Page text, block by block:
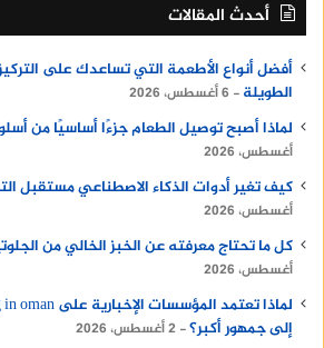
أحدث المقالات
أفضل أنواع الأطعمة التي تساعدك على
الطويلة
6 أغسطس، 2026
لماذا أصبح توصيل الطعام جزءًا أساسيًا من
أغسطس، 2026
كيف تغير أدوات الذكاء الاصطناعي مستقبل
أغسطس، 2026
كل ما تحتاج معرفته عن الخبز الخالي من
أغسطس، 2026
إلى جمهور أكبر؟ 2 أغسطس، 2026